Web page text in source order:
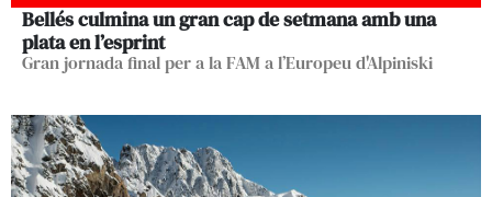
Bellés culmina un gran cap de setmana amb una
plata en l’esprint
Gran jornada final per a la FAM a l’Europeu d'Alpiniski